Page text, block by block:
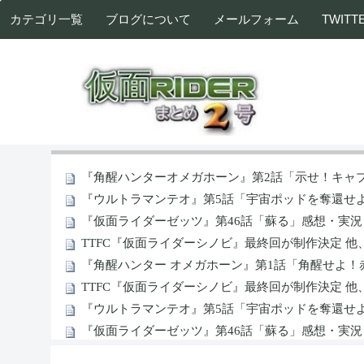
カテゴリ一覧 ブログについて メールフォーム